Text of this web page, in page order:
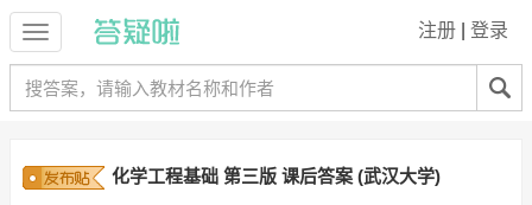
注册 登录
化学工程基础 第三版 课后答案 (武汉大学)